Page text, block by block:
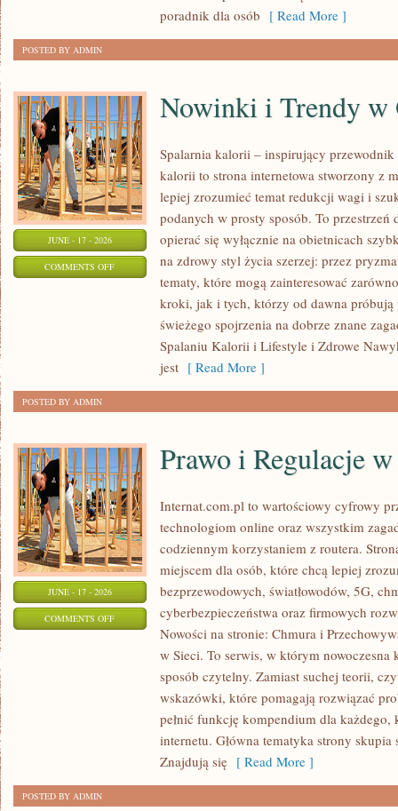
poradnik dla osób [ Read More ]
POSTED BY ADMIN
JUNE - 17 - 2026
COMMENTS OFFON
ODCHUDZANIU
Nowinki i Trendy w
Spalarnia kalorii – inspirujący
kalorii to strona internetowa stworzony z
lepiej zrozumieć temat redukcji wagi i
podanych w prosty sposób. To
opierać się wyłącznie na obietnicach
na zdrowy styl życia szerzej: przez
tematy, które mogą zainteresować
kroki, jak i tych, którzy od dawna
świeżego spojrzenia na dobrze znane
Spalaniu Kalorii i Lifestyle i Zdrowe
jest [ Read More ]
POSTED BY ADMIN
JUNE - 17 - 2026
COMMENTS OFFON
REGULACJE
INTERNECIE
Prawo i Regulacje
Internat.com.pl to wartościowy cyfrowy
technologiom online oraz wszystkim
codziennym korzystaniem z routera.
miejscem dla osób, które chcą lepiej
bezprzewodowych, światłowodów, 5G,
cyberbezpieczeństwa oraz firmowych
Nowości na stronie: Chmura i
w Sieci. To serwis, w którym nowoczesna
sposób czytelny. Zamiast suchej teorii,
wskazówki, które pomagają rozwiązać
pełnić funkcję kompendium dla
internetu. Główna tematyka strony
Znajdują się [ Read More ]
POSTED BY ADMIN